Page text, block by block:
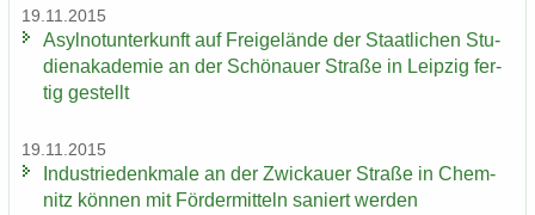
19.11.2015
Asyl­not­un­ter­kunft auf Frei­ge­län­de der Staat­li­chen Stu­
di­en­aka­de­mie an der Schö­nau­er Stra­ße in Leip­zig fer­
tig ge­stellt
19.11.2015
In­dus­trie­denk­ma­le an der Zwi­ckau­er Stra­ße in Chem­
nitz kön­nen mit För­der­mit­teln sa­niert wer­den